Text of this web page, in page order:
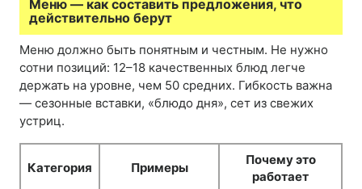
Меню — как составить предложения, что
действительно берут
Меню должно быть понятным и честным. Не нужно
сотни позиций: 12–18 качественных блюд легче
держать на уровне, чем 50 средних. Гибкость важна
— сезонные вставки, «блюдо дня», сет из свежих
устриц.
Категория Примеры
Почему это
работает